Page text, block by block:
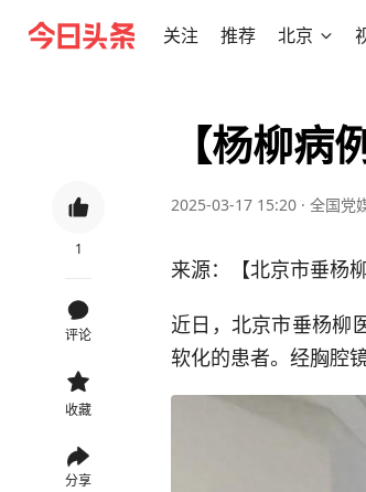
关注 推荐 北京
1
评论
收藏
分享
【杨柳
2025-03-17 15:20 · 全国党
来源：【北京市垂杨柳
近日，北京市垂杨柳
软化的患者。经胸腔